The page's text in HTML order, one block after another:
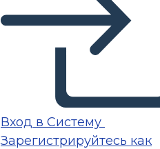
Вход в Систему
Зарегистрируйтесь как